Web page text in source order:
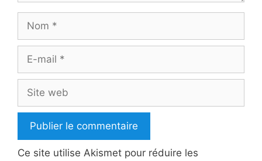
Nom
Site
web
Ce site utilise Akismet pour réduire les